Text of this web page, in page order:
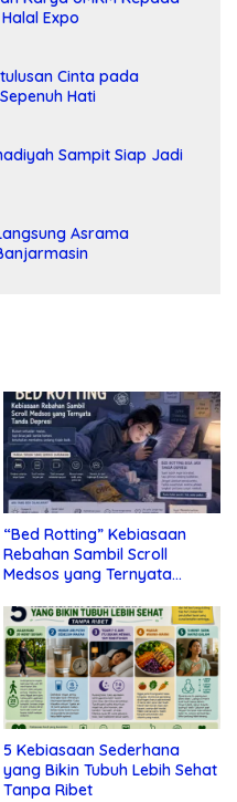
Expo
Cinta pada
Hati
Sampit Siap Jadi
Asrama
“Bed Rotting” Kebiasaan
Rebahan Sambil Scroll
Medsos yang Ternyata
5 Kebiasaan Sederhana
yang Bikin Tubuh Lebih Sehat
Tanpa Ribet